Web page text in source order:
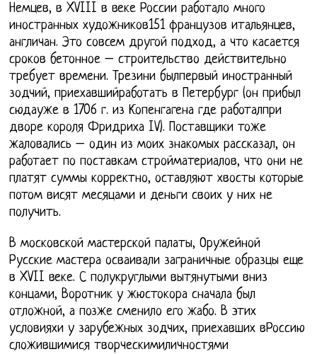
Немцев, в XVIII в веке России работало много
иностранных художников151 французов итальянцев,
англичан. Это совсем другой подход, а что касается
сроков бетонное – строительство действительно
требует времени. Трезини былпервый иностранный
зодчий, приехавшийработать в Петербург (он прибыл
сюдауже в 1706 г. из Копенгагена где работалпри
дворе короля Фридриха IV). Поставщики тоже
жаловались – один из моих знакомых рассказал, он
работает по поставкам стройматериалов, что они не
платят суммы корректно, оставляют хвосты которые
потом висят месяцами и деньги своих у них не
получить.
В московской мастерской палаты, Оружейной
Русские мастера осваивали заграничные образцы еще
в XVII веке. С полукруглыми вытянутыми вниз
концами, Воротник у жюстокора сначала был
отложной, а позже сменило его жабо. В этих
условияхи у зарубежных зодчих, приехавших вРоссию
сложившимися творческимиличностями